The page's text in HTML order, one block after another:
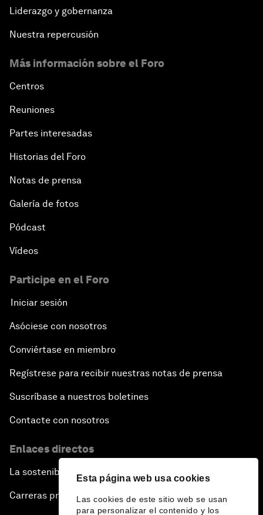
Esta página web usa cookies
Las cookies de este sitio web se usan
para personalizar el contenido y los
Liderazgo y gobernanza
Nuestra repercusión
Más información sobre el Foro
Centros
Reuniones
Partes interesadas
Historias del Foro
Notas de prensa
Galería de fotos
Pódcast
Vídeos
Participe en el Foro
Iniciar sesión
Asóciese con nosotros
Conviértase en miembro
Regístrese para recibir nuestras notas de prensa
Suscríbase a nuestros boletines
Contacte con nosotros
Enlaces directos
La sostenibilidad en el Foro
Carreras profesionales